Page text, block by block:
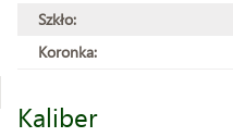
Szkło:
Koronka:
Kaliber